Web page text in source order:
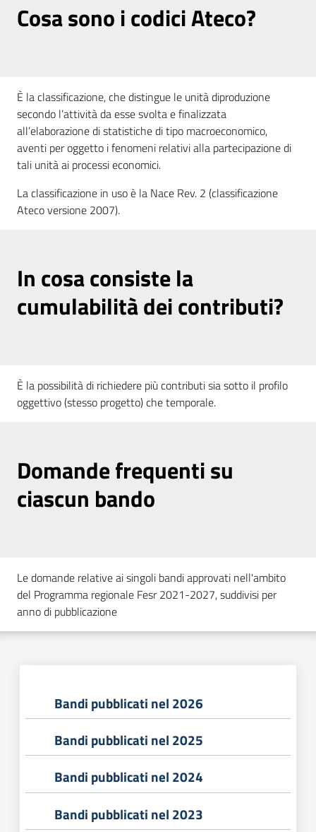
Cosa sono i codici Ateco?
È la classificazione, che distingue le unità diproduzione
secondo l’attività da esse svolta e finalizzata
all’elaborazione di statistiche di tipo macroeconomico,
aventi per oggetto i fenomeni relativi alla partecipazione di
tali unità ai processi economici.
La classificazione in uso è la Nace Rev. 2 (classificazione
Ateco versione 2007).
In cosa consiste la
cumulabilità dei contributi?
È la possibilità di richiedere più contributi sia sotto il profilo
oggettivo (stesso progetto) che temporale.
Domande frequenti su
ciascun bando
Le domande relative ai singoli bandi approvati nell'ambito
del Programma regionale Fesr 2021-2027, suddivisi per
anno di pubblicazione
Bandi pubblicati nel 2026
Bandi pubblicati nel 2025
Bandi pubblicati nel 2024
Bandi pubblicati nel 2023